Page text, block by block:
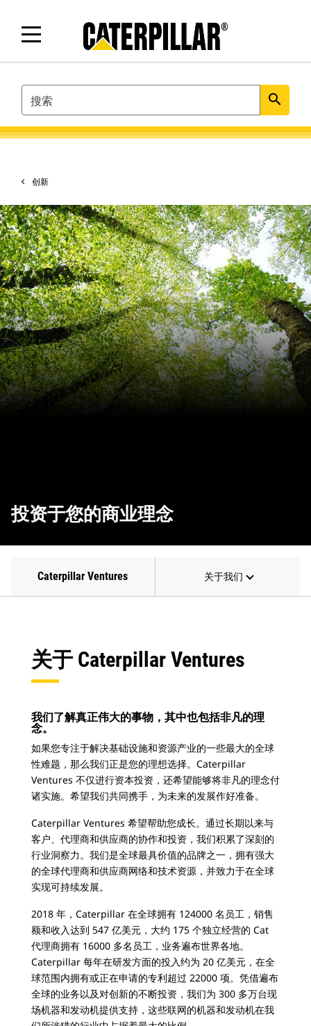
SEARCH search
创新
投资于您的商业理念
Caterpillar Ventures 关于我们
关于 Caterpillar Ventures
我们了解真正伟大的事物，其中也包括非凡的理
念。
如果您专注于解决基础设施和资源产业的一些最大的全球
性难题，那么我们正是您的理想选择。Caterpillar
Ventures 不仅进行资本投资，还希望能够将非凡的理念付
诸实施。希望我们共同携手，为未来的发展作好准备。
Caterpillar Ventures 希望帮助您成长。通过长期以来与
客户、代理商和供应商的协作和投资，我们积累了深刻的
行业洞察力。我们是全球最具价值的品牌之一，拥有强大
的全球代理商和供应商网络和技术资源，并致力于在全球
实现可持续发展。
2018 年，Caterpillar 在全球拥有 124000 名员工，销售
额和收入达到 547 亿美元，大约 175 个独立经营的 Cat
代理商拥有 16000 多名员工，业务遍布世界各地。
Caterpillar 每年在研发方面的投入约为 20 亿美元，在全
球范围内拥有或正在申请的专利超过 22000 项。凭借遍布
全球的业务以及对创新的不断投资，我们为 300 多万台现
场机器和发动机提供支持，这些联网的机器和发动机在我